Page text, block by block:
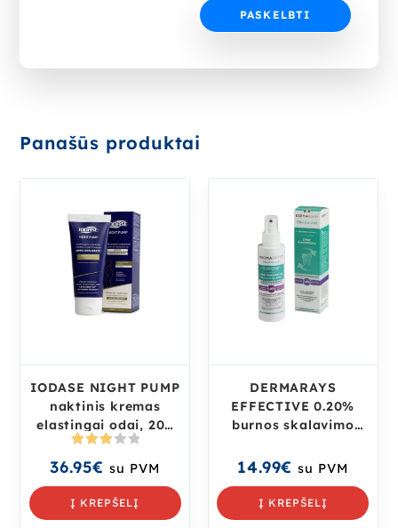
Panašūs produktai
IODASE NIGHT PUMP
naktinis kremas
elastingai odai, 200
ml
imas:
3.00 iš
36.95€ su PVM
Į KREPŠELĮ
DERMARAYS
EFFECTIVE 0.20%
burnos skalavimo
14.99€ su PVM
Į KREPŠELĮ